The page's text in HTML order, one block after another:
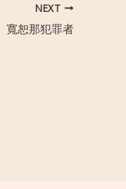
NEXT
寬恕那犯罪者